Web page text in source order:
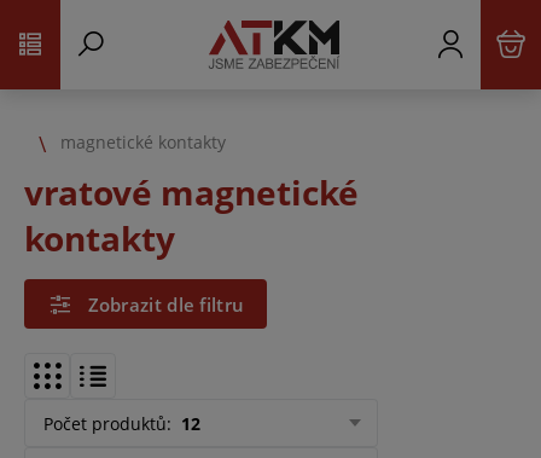
magnetické kontakty
vratové magnetické
kontakty
Zobrazit dle filtru
Počet produktů: 12